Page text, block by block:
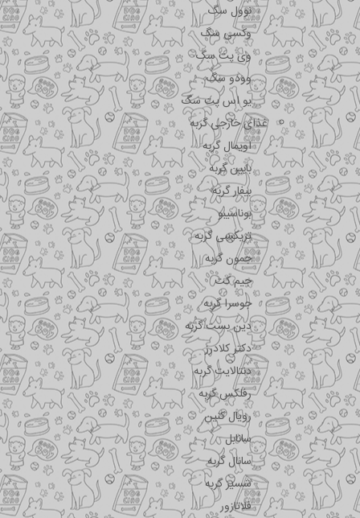
نوول سگ
وکسی سگ
وی پت سگ
وودو سگ
یو اس پت سگ
غذای خارجی گربه
اویمال گربه
بابین گربه
بیفار گربه
بوناسیبو
تریکسی گربه
جمون گربه
جیم کت
جوسرا گربه
دین بست گربه
دکتر کلادرز
دنتالایت گربه
رفلکس گربه
رویال کنین
سانابل
سانال گربه
شسیر گربه
فلاتازور